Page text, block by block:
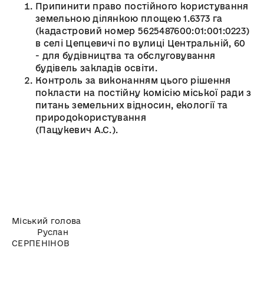
Припинити право постійного користування
земельною ділянкою площею 1.6373 га
(кадастровий номер 5625487600:01:001:0223)
в селі Цепцевичі по вулиці Центральній, 60
- для будівництва та обслуговування
будівель закладів освіти.
Контроль за виконанням цього рішення
покласти на постійну комісію міської ради з
питань земельних відносин, екології та
природокористування
(Пацукевич А.С.).
Міський голова
Руслан
СЕРПЕНІНОВ